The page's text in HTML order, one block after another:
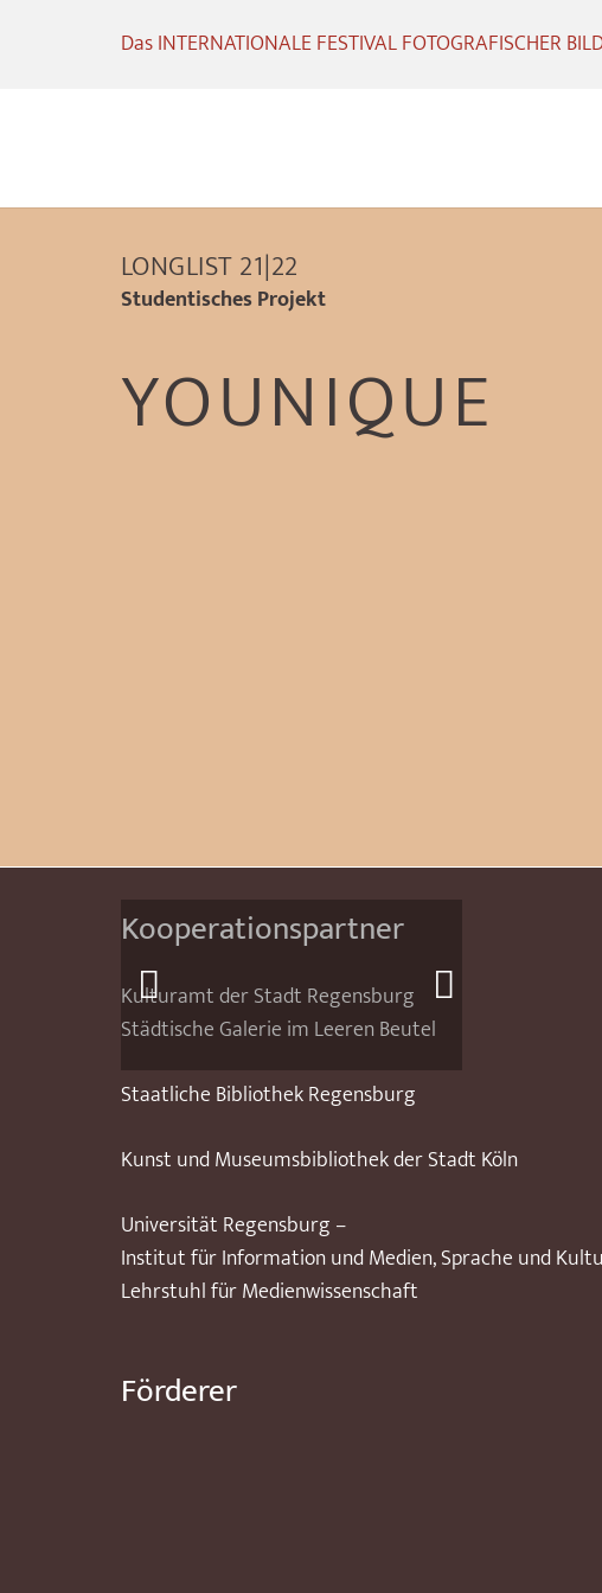
Das INTERNATIONALE FESTIVAL FOTOGRAFISCHER
LONGLIST 21|22
Studentisches Projekt
YOUNIQUE
Kooperationspartner
Kulturamt der Stadt Regensburg
Städtische Galerie im Leeren Beutel
Staatliche Bibliothek Regensburg
Kunst und Museumsbibliothek der Stadt Köln
Universität Regensburg –
Institut für Information und Medien, Sprache und
Lehrstuhl für Medienwissenschaft
Förderer